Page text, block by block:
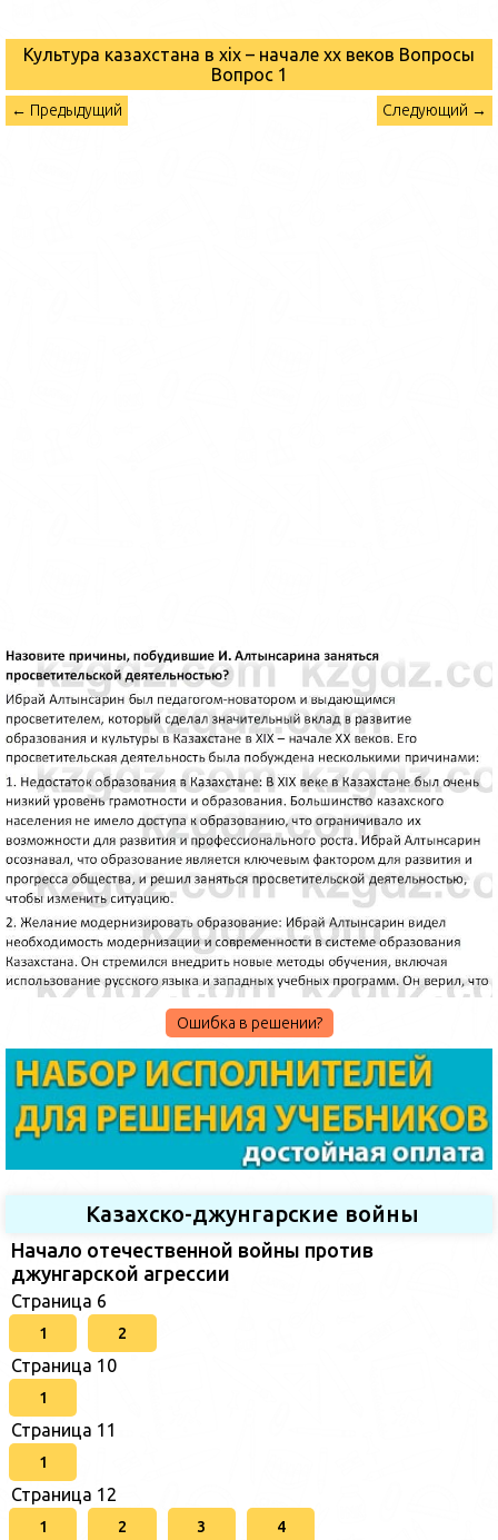
Культура казахстана в xix – начале хх веков Вопросы
Вопрос 1
← Предыдущий Следующий →
Ошибка в решении?
Казахско-джунгарские войны
Начало отечественной войны против
джунгарской агрессии
Страница 6
1 2
Страница 10
1
Страница 11
1
Страница 12
1 2 3 4